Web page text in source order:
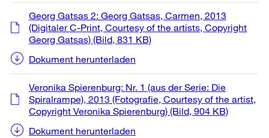
Georg Gatsas 2: Georg Gatsas, Carmen, 2013
(Digitaler C-Print, Courtesy of the artists, Copyright
Georg Gatsas) (Bild, 831 KB)
Dokument herunterladen
Veronika Spierenburg: Nr. 1 (aus der Serie: Die
Spiralrampe), 2013 (Fotografie, Courtesy of the artist,
Copyright Veronika Spierenburg) (Bild, 904 KB)
Dokument herunterladen